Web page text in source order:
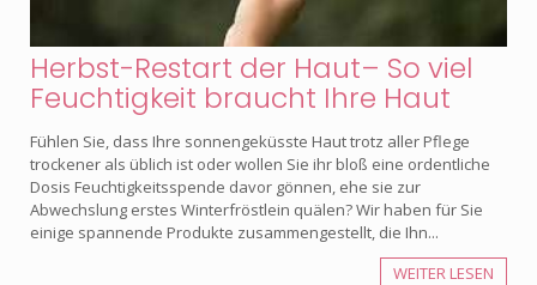
Herbst-Restart der Haut– So viel
Feuchtigkeit braucht Ihre Haut
Fühlen Sie, dass Ihre sonnengeküsste Haut trotz aller Pflege
trockener als üblich ist oder wollen Sie ihr bloß eine ordentliche
Dosis Feuchtigkeitsspende davor gönnen, ehe sie zur
Abwechslung erstes Winterfröstlein quälen? Wir haben für Sie
einige spannende Produkte zusammengestellt, die Ihn...
WEITER LESEN